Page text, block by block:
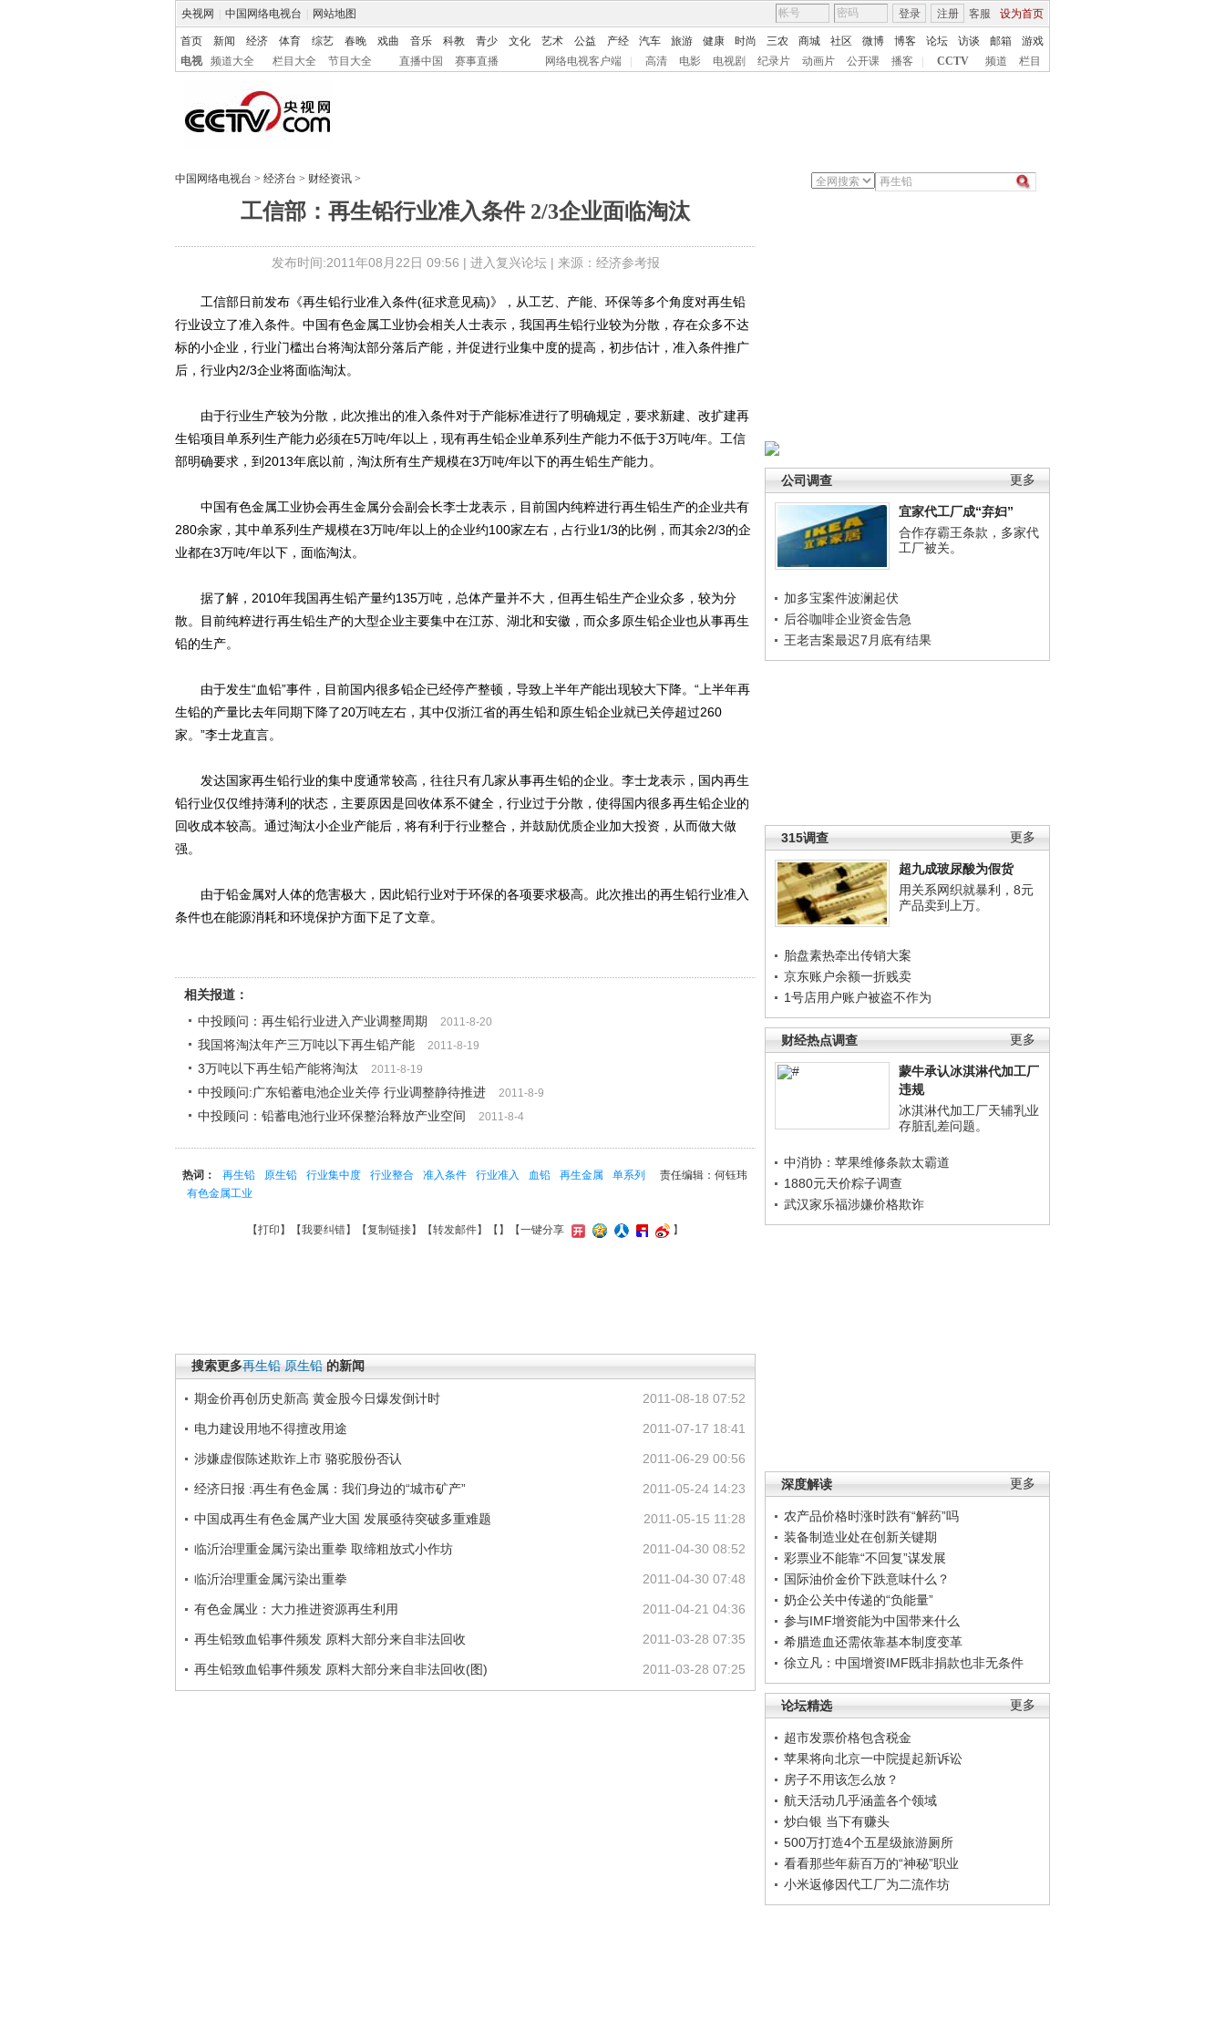
央视网 中国网络电视台 网站地图 客服 设为首页
登录 注册
首页 新闻 经济 体育 综艺 春晚 戏曲 音乐 科教 青少 文化 艺术 公益 产经 汽车 旅游 健康 时尚 三农 商城 社区 微博 博客 论坛 访谈 邮箱
游戏
电视
频道大全 栏目大全 节目大全 直播中国 赛事直播 网络电视客户端 高清 电影 电视剧 纪录片 动画片 公开课 播客 CCTV 频道 栏目
中国网络电视台 > 经济台 > 财经资讯 >
工信部：再生铅行业准入条件 2/3企业面临淘汰
发布时间:2011年08月22日 09:56 | 进入复兴论坛| 来源：经济参考报
更多
公司调查
宜家代工厂成“弃妇”
合作存霸王条款，多家代
工厂被关。
加多宝案件波澜起伏
后谷咖啡企业资金告急
王老吉案最迟7月底有结果
更多
315调查
超九成玻尿酸为假货
用关系网织就暴利，8元
产品卖到上万。
胎盘素热牵出传销大案
京东账户余额一折贱卖
1号店用户账户被盗不作为
更多
财经热点调查
蒙牛承认冰淇淋代加工厂
违规
冰淇淋代加工厂天辅乳业
存脏乱差问题。
中消协：苹果维修条款太霸道
1880元天价粽子调查
武汉家乐福涉嫌价格欺诈
更多
深度解读
农产品价格时涨时跌有“解药”吗
装备制造业处在创新关键期
彩票业不能靠“不回复”谋发展
国际油价金价下跌意味什么？
奶企公关中传递的“负能量”
参与IMF增资能为中国带来什么
希腊造血还需依靠基本制度变革
徐立凡：中国增资IMF既非捐款也非无条件
更多
论坛精选
超市发票价格包含税金
苹果将向北京一中院提起新诉讼
房子不用该怎么放？
航天活动几乎涵盖各个领域
炒白银 当下有赚头
500万打造4个五星级旅游厕所
看看那些年薪百万的“神秘”职业
小米返修因代工厂为二流作坊
工信部日前发布《再生铅行业准入条件(征求意见稿)》，从工艺、产能、环保等多个角度对再生铅
行业设立了准入条件。中国有色金属工业协会相关人士表示，我国再生铅行业较为分散，存在众多不达
标的小企业，行业门槛出台将淘汰部分落后产能，并促进行业集中度的提高，初步估计，准入条件推广
后，行业内2/3企业将面临淘汰。
由于行业生产较为分散，此次推出的准入条件对于产能标准进行了明确规定，要求新建、改扩建再
生铅项目单系列生产能力必须在5万吨/年以上，现有再生铅企业单系列生产能力不低于3万吨/年。工信
部明确要求，到2013年底以前，淘汰所有生产规模在3万吨/年以下的再生铅生产能力。
中国有色金属工业协会再生金属分会副会长李士龙表示，目前国内纯粹进行再生铅生产的企业共有
280余家，其中单系列生产规模在3万吨/年以上的企业约100家左右，占行业1/3的比例，而其余2/3的企
业都在3万吨/年以下，面临淘汰。
据了解，2010年我国再生铅产量约135万吨，总体产量并不大，但再生铅生产企业众多，较为分
散。目前纯粹进行再生铅生产的大型企业主要集中在江苏、湖北和安徽，而众多原生铅企业也从事再生
铅的生产。
由于发生“血铅”事件，目前国内很多铅企已经停产整顿，导致上半年产能出现较大下降。“上半年再
生铅的产量比去年同期下降了20万吨左右，其中仅浙江省的再生铅和原生铅企业就已关停超过260
家。”李士龙直言。
发达国家再生铅行业的集中度通常较高，往往只有几家从事再生铅的企业。李士龙表示，国内再生
铅行业仅仅维持薄利的状态，主要原因是回收体系不健全，行业过于分散，使得国内很多再生铅企业的
回收成本较高。通过淘汰小企业产能后，将有利于行业整合，并鼓励优质企业加大投资，从而做大做
强。
由于铅金属对人体的危害极大，因此铅行业对于环保的各项要求极高。此次推出的再生铅行业准入
条件也在能源消耗和环境保护方面下足了文章。
相关报道：
中投顾问：再生铅行业进入产业调整周期
2011-8-20
我国将淘汰年产三万吨以下再生铅产能 2011-8-19
3万吨以下再生铅产能将淘汰 2011-8-19
中投顾问:广东铅蓄电池企业关停 行业调整静待推进 2011-8-9
中投顾问：铅蓄电池行业环保整治释放产业空间 2011-8-4
责任编辑：何钰玮
热词： 再生铅 原生铅 行业集中度 行业整合 准入条件 行业准入 血铅 再生金属
单系列
有色金属工业
【打印 】【我要纠错】【复制链接】【转发邮件】【 】 【一键分享 】
搜索更多再生铅 原生铅 的新闻
2011-08-18 07:52
期金价再创历史新高 黄金股今日爆发倒计时
2011-07-17 18:41
电力建设用地不得擅改用途
2011-06-29 00:56
涉嫌虚假陈述欺诈上市 骆驼股份否认
2011-05-24 14:23
经济日报 :再生有色金属：我们身边的“城市矿产”
2011-05-15 11:28
中国成再生有色金属产业大国 发展亟待突破多重难题
2011-04-30 08:52
临沂治理重金属污染出重拳 取缔粗放式小作坊
2011-04-30 07:48
临沂治理重金属污染出重拳
2011-04-21 04:36
有色金属业：大力推进资源再生利用
2011-03-28 07:35
再生铅致血铅事件频发 原料大部分来自非法回收
2011-03-28 07:25
再生铅致血铅事件频发 原料大部分来自非法回收(图)